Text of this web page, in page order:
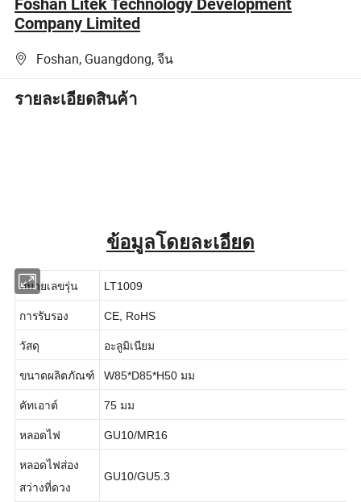
Company Limited
Foshan, Guangdong, จีน
รายละเอียดสินค้า
ข้อมูลโดยละเอียด
หมายเลขรุ่น LT1009
การรับรอง CE, RoHS
วัสดุ อะลูมิเนียม
ขนาดผลิตภัณฑ์ W85*D85*H50 มม
คัทเอาต์ 75 มม
หลอดไฟ GU10/MR16
หลอดไฟส่อง